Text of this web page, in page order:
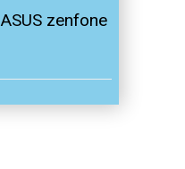
ASUS zenfone